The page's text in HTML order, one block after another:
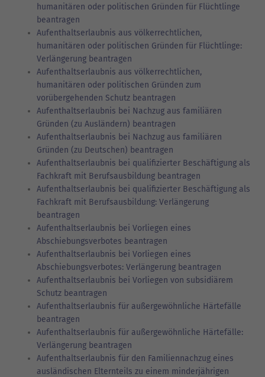
humanitären oder politischen Gründen für Flüchtlinge
beantragen
Aufenthaltserlaubnis aus völkerrechtlichen,
humanitären oder politischen Gründen für Flüchtlinge:
Verlängerung beantragen
Aufenthaltserlaubnis aus völkerrechtlichen,
humanitären oder politischen Gründen zum
vorübergehenden Schutz beantragen
Aufenthaltserlaubnis bei Nachzug aus familiären
Gründen (zu Ausländern) beantragen
Aufenthaltserlaubnis bei Nachzug aus familiären
Gründen (zu Deutschen) beantragen
Aufenthaltserlaubnis bei qualifizierter Beschäftigung als
Fachkraft mit Berufsausbildung beantragen
Aufenthaltserlaubnis bei qualifizierter Beschäftigung als
Fachkraft mit Berufsausbildung: Verlängerung
beantragen
Aufenthaltserlaubnis bei Vorliegen eines
Abschiebungsverbotes beantragen
Aufenthaltserlaubnis bei Vorliegen eines
Abschiebungsverbotes: Verlängerung beantragen
Aufenthaltserlaubnis bei Vorliegen von subsidiärem
Schutz beantragen
Aufenthaltserlaubnis für außergewöhnliche Härtefälle
beantragen
Aufenthaltserlaubnis für außergewöhnliche Härtefälle:
Verlängerung beantragen
Aufenthaltserlaubnis für den Familiennachzug eines
ausländischen Elternteils zu einem minderjährigen